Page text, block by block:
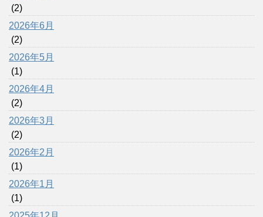
(2)
2026年6月
(2)
2026年5月
(1)
2026年4月
(2)
2026年3月
(2)
2026年2月
(1)
2026年1月
(1)